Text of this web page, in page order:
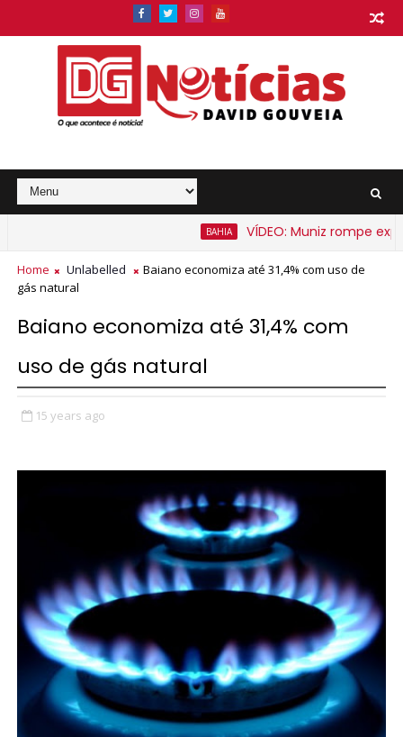
BAHIA
VÍDEO: Muniz rompe
barato na Bahia a partir de segunda-feira
Home Unlabelled
Baiano economiza até 31,4% com uso de
gás natural
Baiano economiza até 31,4% com
uso de gás natural
15 years ago